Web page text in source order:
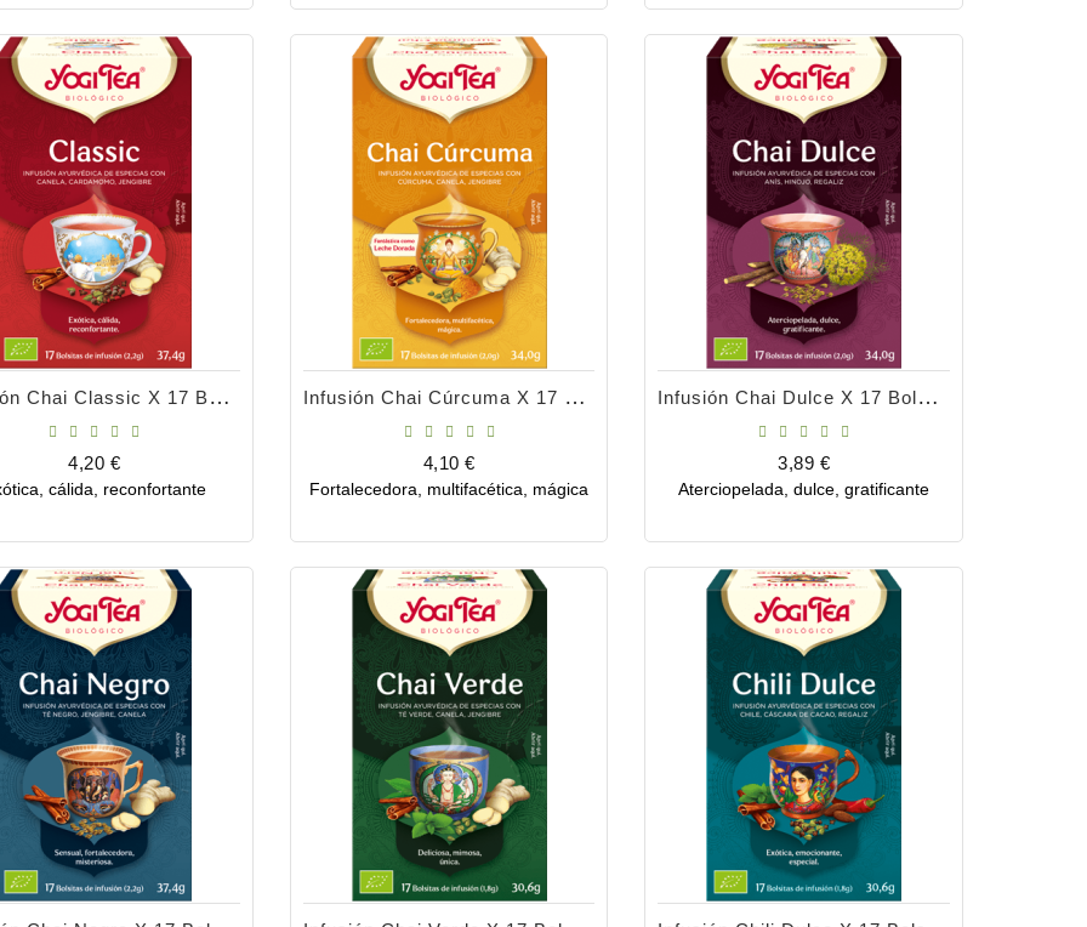
Precio
9,25 €
Infusión Chai Classic X 17 Bolsitas
Precio
4,20 €
cálida, reconfortante
Comprar
Infusión Chai Cúrcuma X 17 Bolsitas
Precio
4,10 €
Fortalecedora, multifacética, mágica
Comprar
Infusión Chai Dulce X 17 Bolsitas
Precio
3,89 €
Aterciopelada, dulce, gratificante
Comprar